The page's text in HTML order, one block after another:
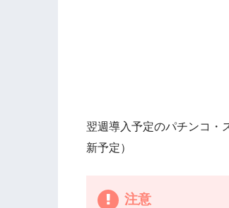
翌週導入予定のパチンコ・
新予定）
注意